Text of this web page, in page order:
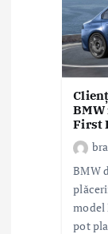
First
BMW
model
pot